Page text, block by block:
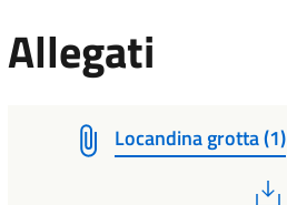
Allegati
Locandina grotta (1)